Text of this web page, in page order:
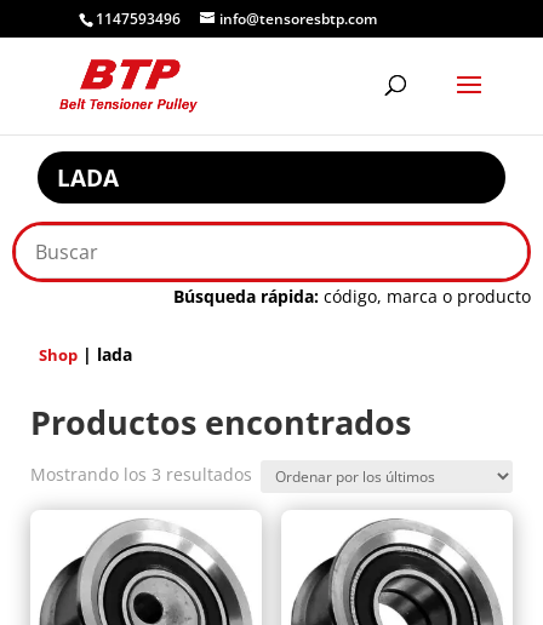
1147593496 info@tensoresbtp.com
LADA
Búsqueda rápida: código, marca o producto
Shop | lada
Productos encontrados
Mostrando los 3 resultados Ordenado